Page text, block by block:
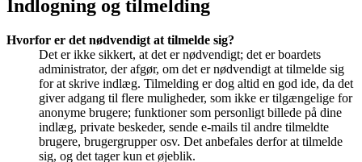
Indlogning og tilmelding
Hvorfor er det nødvendigt at tilmelde sig?
Det er ikke sikkert, at det er nødvendigt; det er boardets
administrator, der afgør, om det er nødvendigt at tilmelde sig
for at skrive indlæg. Tilmelding er dog altid en god ide, da det
giver adgang til flere muligheder, som ikke er tilgængelige for
anonyme brugere; funktioner som personligt billede på dine
indlæg, private beskeder, sende e-mails til andre tilmeldte
brugere, brugergrupper osv. Det anbefales derfor at tilmelde
sig, og det tager kun et øjeblik.